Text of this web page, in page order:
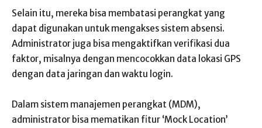
Selain itu, mereka bisa membatasi perangkat yang
dapat digunakan untuk mengakses sistem absensi.
Administrator juga bisa mengaktifkan verifikasi dua
faktor, misalnya dengan mencocokkan data lokasi GPS
dengan data jaringan dan waktu login.
Dalam sistem manajemen perangkat (MDM),
administrator bisa mematikan fitur ‘Mock Location’